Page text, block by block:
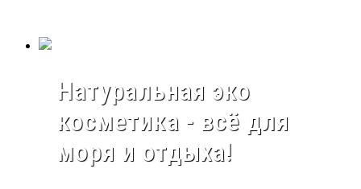
Натуральная эко
косметика - всё для
моря и отдыха!